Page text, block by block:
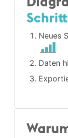
Neues
Daten